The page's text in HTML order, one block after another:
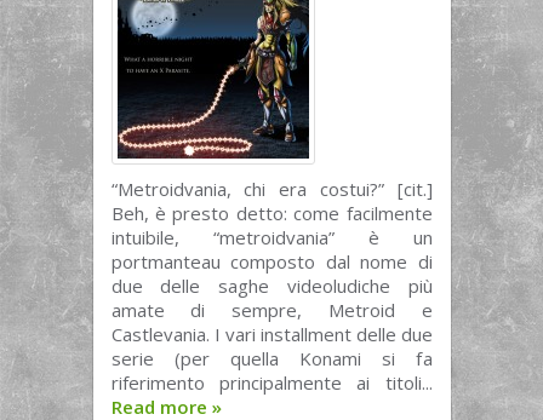
“Metroidvania, chi era costui?” [cit.]
Beh, è presto detto: come facilmente
intuibile, “metroidvania” è un
portmanteau composto dal nome di
due delle saghe videoludiche più
amate di sempre, Metroid e
Castlevania. I vari installment delle due
serie (per quella Konami si fa
riferimento principalmente ai titoli...
Read more »